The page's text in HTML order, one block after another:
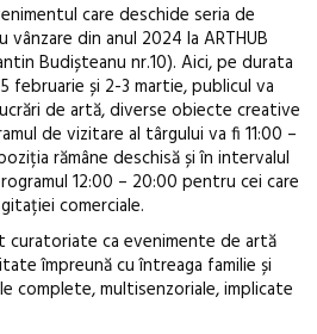
care deschide seria de
din anul 2024 la ARTHUB
Budișteanu nr.10). Aici, pe durata
februarie și 2-3 martie, publicul va
de artă, diverse obiecte creative
de vizitare al târgului va fi 11:00 –
rămâne deschisă și în intervalul
12:00 – 20:00 pentru cei care
comerciale.
curatoriate ca evenimente de artă
împreună cu întreaga familie și
complete, multisenzoriale, implicate